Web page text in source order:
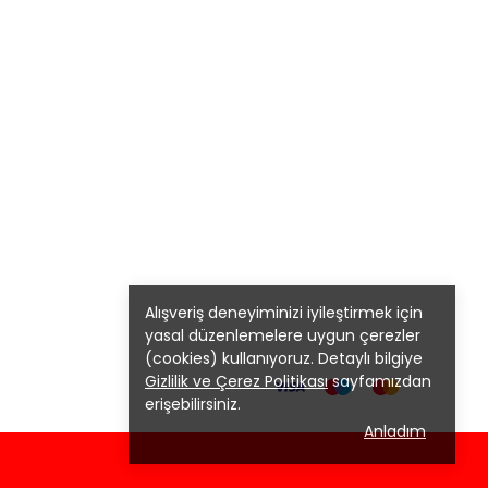
Alışveriş deneyiminizi iyileştirmek için
yasal düzenlemelere uygun çerezler
(cookies) kullanıyoruz. Detaylı bilgiye
Gizlilik ve Çerez Politikasısayfamızdan
erişebilirsiniz.
Anladım